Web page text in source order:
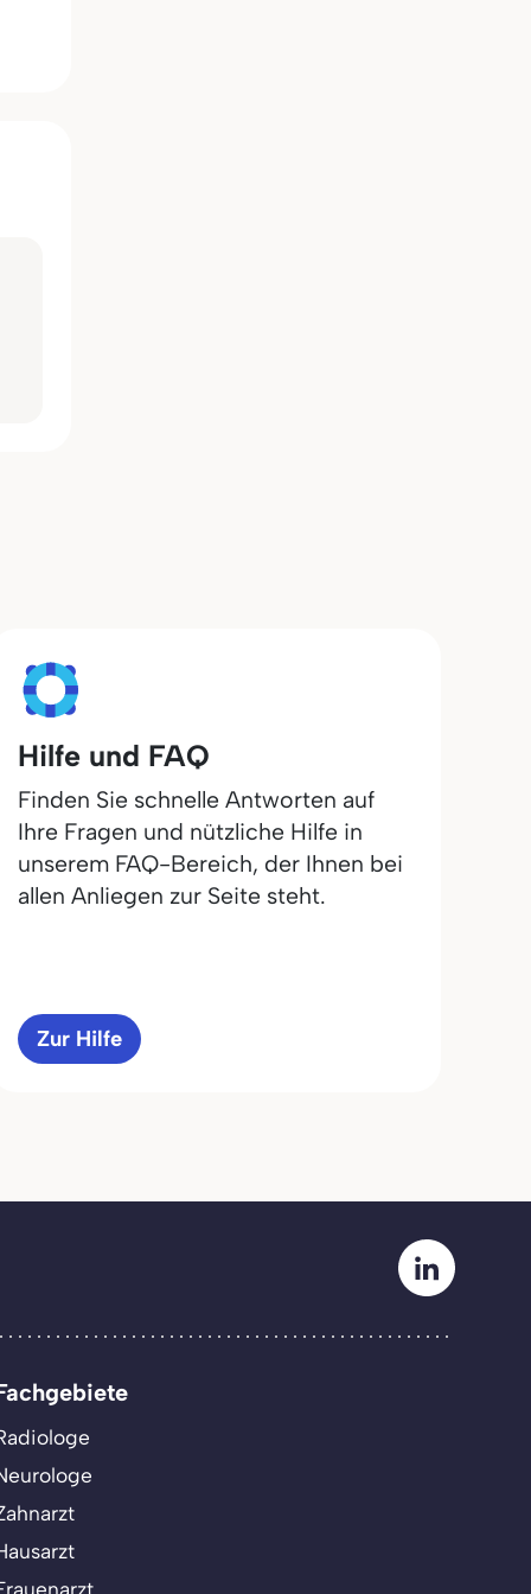
Hilfe und FAQ
Finden Sie schnelle Antworten auf
Ihre Fragen und nützliche Hilfe in
unserem FAQ-Bereich, der Ihnen bei
allen Anliegen zur Seite steht.
Zur Hilfe